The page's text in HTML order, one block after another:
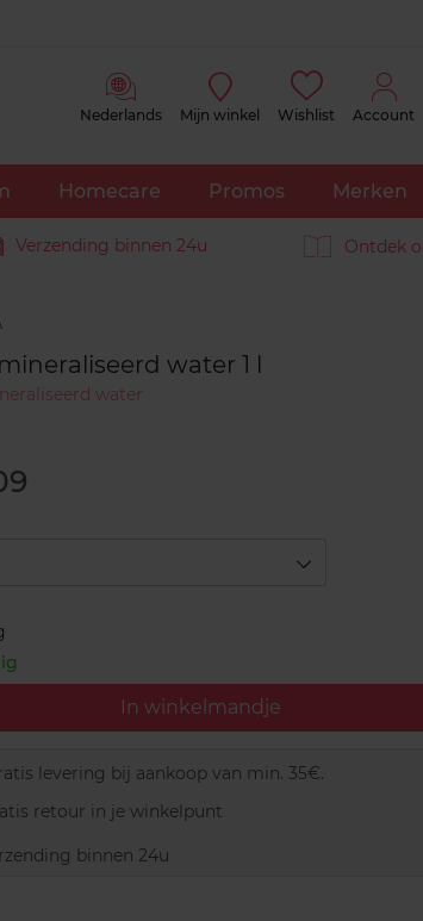
Nederlands Mijn winkel Wishlist Account
Homecare Promos Merken
Verzending binnen 24u Ontdek
water 1 l
water
In winkelmandje
levering bij aankoop van min. 35€.
retour in je winkelpunt
binnen 24u